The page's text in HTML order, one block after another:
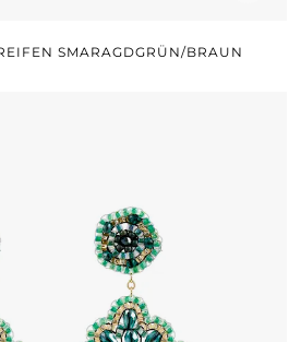
SMARAGDGRÜN/BRAUN